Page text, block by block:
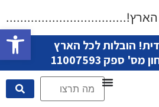
פתח
הובלות לכל הארץ
ספק 11007593